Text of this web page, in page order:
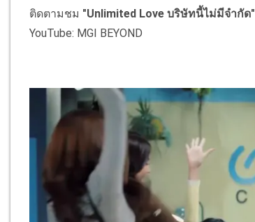
ติดตามชม "Unlimited Love บริษัทนี้ไม่มีจำกัด"
YouTube: MGI BEYOND